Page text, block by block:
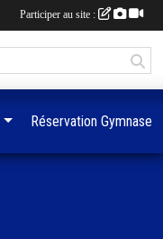
Réservation Gymnase
Participer au site :